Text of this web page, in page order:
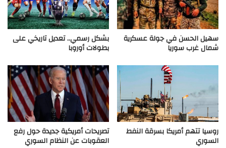
سهيل الحسن في جولة عسكرية
شمال غرب سوريا
بشكل رسمي.. تعديل تاريخي على
بطولات أوروبا
روسيا تتهم أمريكا بسرقة النفط
السوري
تصريحات أمريكية جديدة حول رفع
العقوبات عن النظام السوري